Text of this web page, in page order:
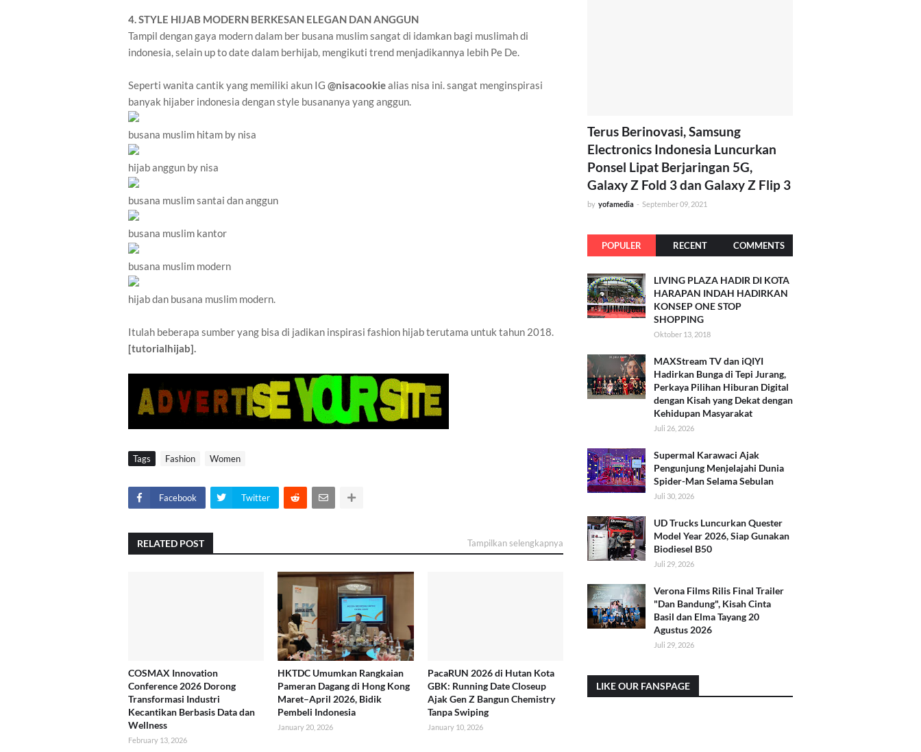
4. STYLE HIJAB MODERN BERKESAN ELEGAN DAN ANGGUN
Tampil dengan gaya modern dalam ber busana muslim sangat di idamkan bagi muslimah di
indonesia, selain up to date dalam berhijab, mengikuti trend menjadikannya lebih Pe De.
Seperti wanita cantik yang memiliki akun IG @nisacookiealias nisa ini. sangat menginspirasi
banyak hijaber indonesia dengan style busananya yang anggun.
busana muslim hitam by nisa
hijab anggun by nisa
busana muslim santai dan anggun
busana muslim kantor
busana muslim modern
hijab dan busana muslim modern.
Itulah beberapa sumber yang bisa di jadikan inspirasi fashion hijab terutama untuk tahun 2018.
[tutorialhijab].
Tags Fashion Women
Facebook Twitter
RELATED POST Tampilkan selengkapnya
COSMAX Innovation
Conference 2026 Dorong
Transformasi Industri
Kecantikan Berbasis Data dan
Wellness
February 13, 2026
HKTDC Umumkan Rangkaian
Pameran Dagang di Hong Kong
Maret–April 2026, Bidik
Pembeli Indonesia
January 20, 2026
PacaRUN 2026 di Hutan Kota
GBK: Running Date Closeup
Ajak Gen Z Bangun Chemistry
Tanpa Swiping
January 10, 2026
Terus Berinovasi, Samsung
Electronics Indonesia Luncurkan
Ponsel Lipat Berjaringan 5G,
Galaxy Z Fold 3 dan Galaxy Z Flip 3
by yofamedia - September 09, 2021
POPULER RECENT COMMENTS
LIVING PLAZA HADIR DI KOTA
HARAPAN INDAH HADIRKAN
KONSEP ONE STOP
SHOPPING
Oktober 13, 2018
MAXStream TV dan iQIYI
Hadirkan Bunga di Tepi Jurang,
Perkaya Pilihan Hiburan Digital
dengan Kisah yang Dekat dengan
Kehidupan Masyarakat
Juli 26, 2026
Supermal Karawaci Ajak
Pengunjung Menjelajahi Dunia
Spider-Man Selama Sebulan
Juli 30, 2026
UD Trucks Luncurkan Quester
Model Year 2026, Siap Gunakan
Biodiesel B50
Juli 29, 2026
Verona Films Rilis Final Trailer
"Dan Bandung", Kisah Cinta
Basil dan Elma Tayang 20
Agustus 2026
Juli 29, 2026
LIKE OUR FANSPAGE